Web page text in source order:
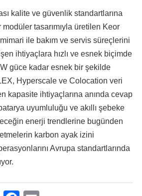
kalite ve güvenlik standartlarına
tasarımıyla üretilen Keor
ile bakım ve servis süreçlerini
ihtiyaçlara hızlı ve esnek biçimde
güce kadar esnek bir şekilde
Hyperscale ve Colocation veri
kapasite ihtiyaçlarına anında cevap
uyumluluğu ve akıllı şebeke
enerji trendlerine bugünden
karbon ayak izini
Avrupa standartlarında